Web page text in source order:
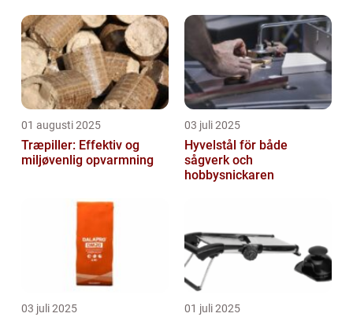
01 augusti 2025
Træpiller: Effektiv og
miljøvenlig opvarmning
03 juli 2025
Hyvelstål för både
sågverk och
hobbysnickaren
03 juli 2025 01 juli 2025